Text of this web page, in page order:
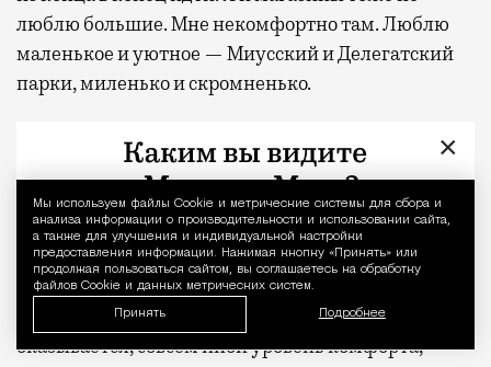
Уведомление
Мы используем файлы Сookie и метрические системы для сбора и
анализа информации о производительности и использовании сайта,
а также для улучшения и индивидуальной настройки
предоставления информации. Нажимая кнопку «Принять» или
продолжая пользоваться сайтом, вы соглашаетесь на обработку
файлов Cookie и данных метрических систем.
Принять Подробнее
люблю большие. Мне некомфортно там. Люблю
маленькое и уютное — Миусский и Делегатский
парки, миленько и скромненько.
Я бы ничего не менял в Москве…
Она прекрасна. Я бы даже сказал, что тут слишком
комфортно жить. Всего хватает, надеюсь не
сглазить. Имел удовольствие проехаться по
разным крупным европейским городам и
посмотреть их театры. И я оценил, что в Москве,
оказывается, совсем иной уровень комфорта,
×